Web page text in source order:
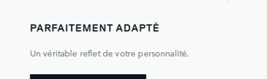
PARFAITEMENT ADAPTÉ
Un véritable reflet de votre personnalité.